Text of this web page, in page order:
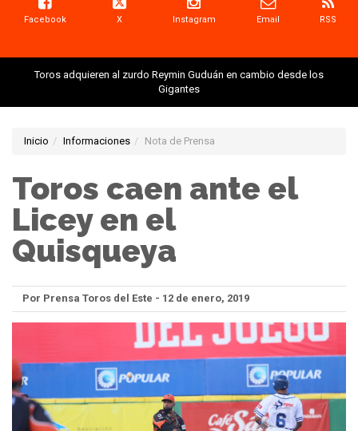
Facebook X Instagram Email RSS
Toros adquieren al zurdo Reymin Guduán en cambio desde los
Gigantes
Inicio Informaciones Nota de Prensa
Toros caen ante el
Licey en el
Quisqueya
Por Prensa Toros del Este - 12 de enero, 2019